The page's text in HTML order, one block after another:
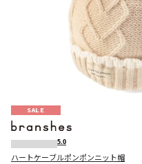
SALE
5.0
ハートケーブルポンポンニット帽